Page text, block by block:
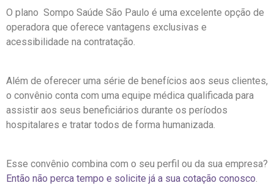
O plano Sompo Saúde São Paulo é uma excelente opção de
operadora que oferece vantagens exclusivas e
acessibilidade na contratação.
Além de oferecer uma série de benefícios aos seus clientes,
o convênio conta com uma equipe médica qualificada para
assistir aos seus beneficiários durante os períodos
hospitalares e tratar todos de forma humanizada.
Esse convênio combina com o seu perfil ou da sua empresa?
Então não perca tempo e solicite já a sua cotação conosco.